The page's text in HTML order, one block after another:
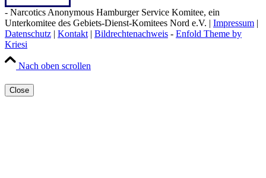
- Narcotics Anonymous Hamburger Service Komitee, ein
Unterkomitee des Gebiets-Dienst-Komitees Nord e.V. | Impressum |
Datenschutz | Kontakt | Bildrechtenachweis - Enfold Theme by
Kriesi
Nach oben scrollen
Close